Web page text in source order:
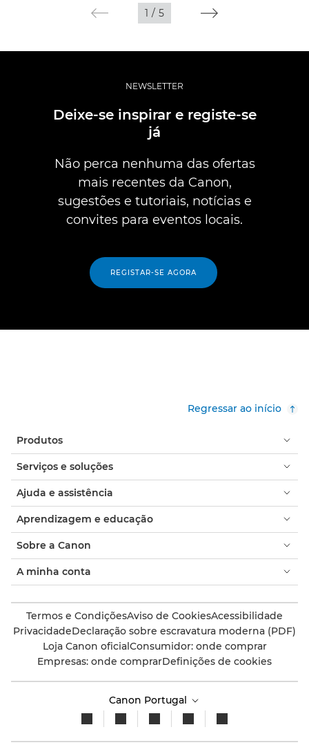
1 / 5
NEWSLETTER
Deixe-se inspirar e registe-se
já
Não perca nenhuma das ofertas
mais recentes da Canon,
sugestões e tutoriais, notícias e
convites para eventos locais.
REGISTAR-SE AGORA
Regressar ao início
Produtos
Serviços e soluções
Ajuda e assistência
Aprendizagem e educação
Sobre a Canon
A minha conta
Termos e CondiçõesAviso de CookiesAcessibilidade
PrivacidadeDeclaração sobre escravatura moderna (PDF)
Loja Canon oficialConsumidor: onde comprar
Empresas: onde comprarDefinições de cookies
Canon Portugal